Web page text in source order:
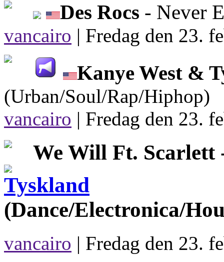
Des Rocs - Never
vancairo | Fredag den 23.
Kanye West &
(Urban/Soul/Rap/Hiphop)
vancairo | Fredag den 23.
We Will Ft.
(Dance/Electronica/
vancairo | Fredag den 23.